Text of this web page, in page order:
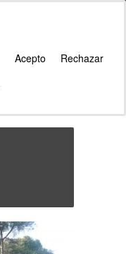
Acepto Rechazar